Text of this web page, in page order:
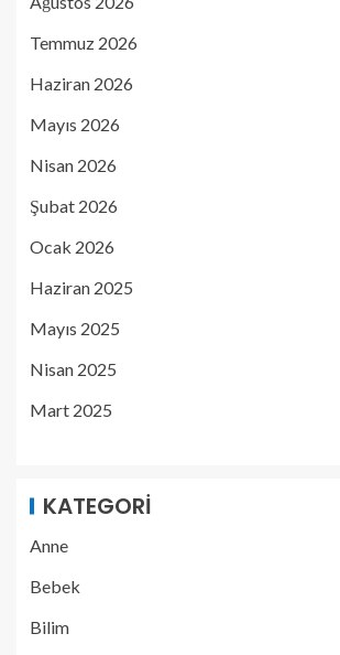
Temmuz 2026
Haziran 2026
Mayıs 2026
Nisan 2026
Şubat 2026
Ocak 2026
Haziran 2025
Mayıs 2025
Nisan 2025
Mart 2025
KATEGORI
Anne
Bebek
Bilim